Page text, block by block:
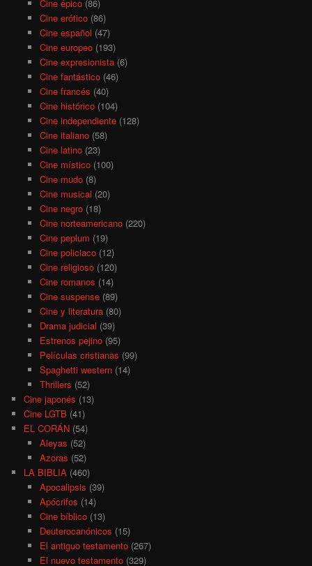
Cine épico(86)
Cine erótico(86)
Cine español (47)
Cine europeo(193)
Cine expresionista(6)
Cine fantástico(46)
Cine francés (40)
Cine histórico(104)
Cine independiente(128)
Cine italiano(58)
Cine latino(23)
Cine místico(100)
Cine mudo(8)
Cine musical (20)
Cine negro(18)
Cine norteamericano(220)
Cine peplum (19)
Cine policiaco(12)
Cine religioso(120)
Cine romanos (14)
Cine suspense(89)
Cine y literatura(80)
Drama judicial (39)
Estrenos pejino(95)
Películas cristianas (99)
Spaghetti western(14)
Thrillers (52)
Cine japonés (13)
Cine LGTB (41)
EL CORÁN (54)
Aleyas (52)
Azoras (52)
LA BIBLIA (460)
Apocalipsis (39)
Apócrifos (14)
Cine bíblico(13)
Deuterocanónicos (15)
El antiguo testamento(267)
El nuevo testamento(329)